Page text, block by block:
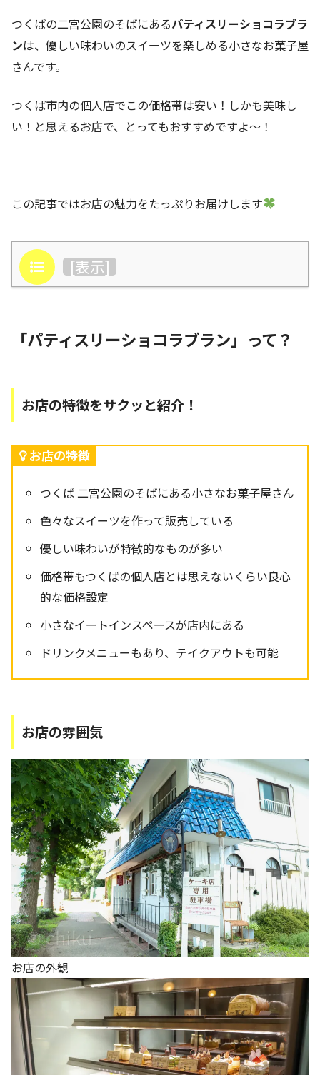
つくばの二宮公園のそばにあるパティスリーショコラブラ
ンは、優しい味わいのスイーツを楽しめる小さなお菓子屋
さんです。
つくば市内の個人店でこの価格帯は安い！しかも美味し
い！と思えるお店で、とってもおすすめですよ〜！
この記事ではお店の魅力をたっぷりお届けします
目次 [表示]
「パティスリーショコラブラン」って？
お店の特徴をサクッと紹介！
お店の特徴
つくば 二宮公園のそばにある小さなお菓子屋さん
色々なスイーツを作って販売している
優しい味わいが特徴的なものが多い
価格帯もつくばの個人店とは思えないくらい良心
的な価格設定
小さなイートインスペースが店内にある
ドリンクメニューもあり、テイクアウトも可能
お店の雰囲気
お店の外観